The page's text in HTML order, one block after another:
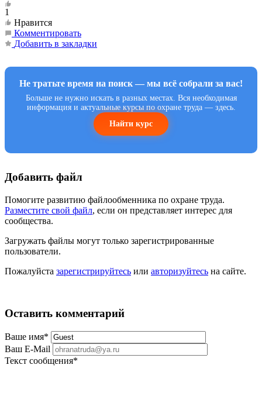
1
Нравится
Комментировать
Добавить в закладки
Не тратьте время на поиск — мы всё собрали за вас!
Больше не нужно искать в разных местах. Вся необходимая
информация и актуальные курсы по охране труда — здесь.
Найти курс
Добавить файл
Помогите развитию файлообменника по охране труда.
Разместите свой файл, если он представляет интерес для
сообщества.
Загружать файлы могут только зарегистрированные
пользователи.
Пожалуйста зарегистрируйтесь или авторизуйтесь на сайте.
Оставить комментарий
Ваше имя*
Ваш E-Mail
Текст сообщения*